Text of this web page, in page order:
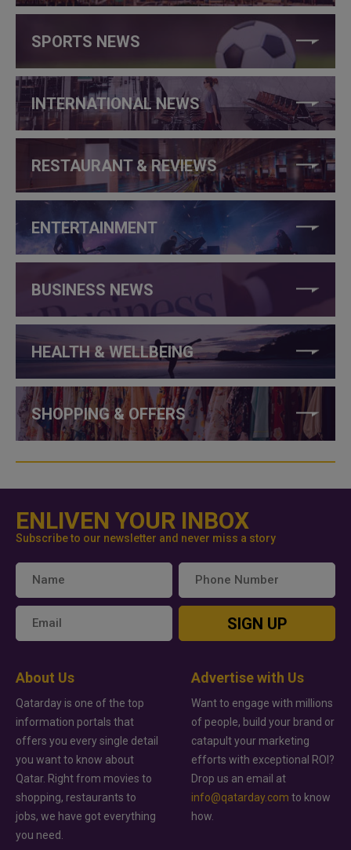
SPORTS NEWS
INTERNATIONAL NEWS
RESTAURANT & REVIEWS
ENTERTAINMENT
BUSINESS NEWS
HEALTH & WELLBEING
SHOPPING & OFFERS
ENLIVEN YOUR INBOX
Subscribe to our newsletter and never miss a story
SIGN UP
About Us
Qatarday is one of the top
information portals that
offers you every single detail
you want to know about
Qatar. Right from movies to
shopping, restaurants to
jobs, we have got everything
you need.
Advertise with Us
Want to engage with millions
of people, build your brand or
catapult your marketing
efforts with exceptional ROI?
Drop us an email at
info@qatarday.com to know
how.